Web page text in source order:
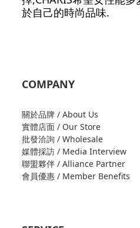
於自己的時尚品味.
COMPANY
關於品牌 / About Us
實體店面 / Our Store
批發洽詢 / Wholesale
媒體採訪 / Media Interview
聯盟夥伴 / Alliance Partner
會員優惠 / Member Benefits